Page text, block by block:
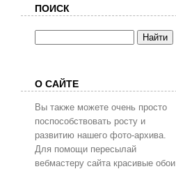
ПОИСК
О САЙТЕ
Вы также можете очень просто
поспособствовать росту и
развитию нашего фото-архива.
Для помощи пересылай
вебмастеру сайта красивые обои